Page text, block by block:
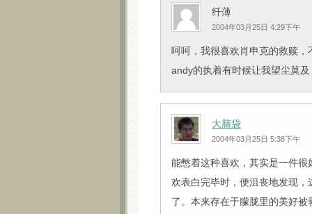
纤薄
2004年03月25日 4:29下午
呵呵，我很喜欢肖申克的救赎
andy的执着有时候让我望尘莫及
大脑袋
2004年03月25日 5:38下午
能憋着这种喜欢，其实是一件
欢表白完毕时，便沮丧地发现
了。本来存在于朦胧里的美好